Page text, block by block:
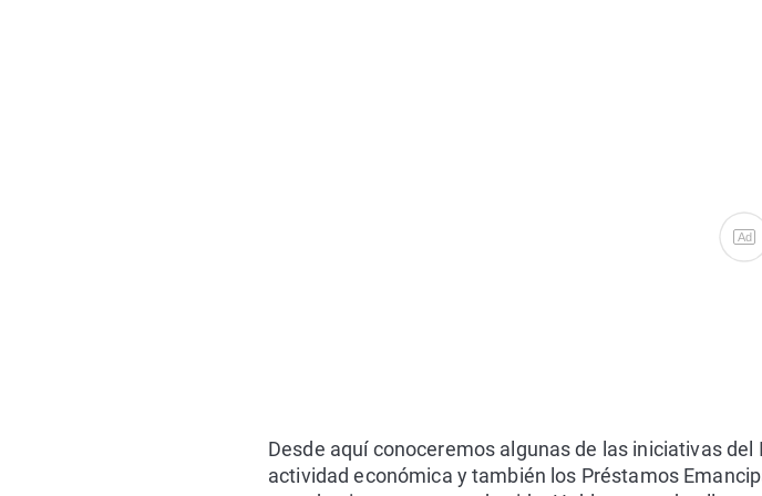
Ad
Desde aquí conoceremos algunas de las iniciativas
actividad económica y también los Préstamos